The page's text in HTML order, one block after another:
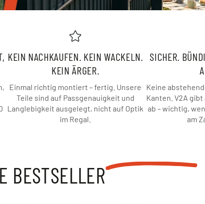
KEIN NACHKAUFEN. KEIN WACKELN.
KEIN ÄRGER.
Einmal richtig montiert – fertig. Unsere
Teile sind auf Passgenauigkeit und
Langlebigkeit ausgelegt, nicht auf Optik
im Regal.
SICHER.
Keine
Kanten. V2A
ab – wichtig,
am
BESTSELLER